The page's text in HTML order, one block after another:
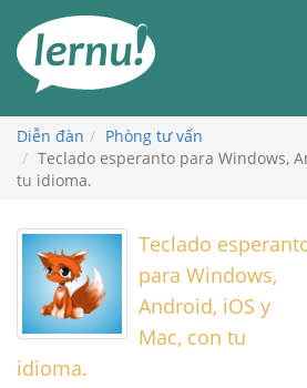
đến
phần
dung
Diễn đàn
Phòng tư vấn
Teclado esperanto para Windows,
tu idioma.
Teclado
para Windows,
Android, iOS y
Mac, con tu
idioma.